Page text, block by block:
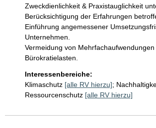
Zweckdienlichkeit & Praxistauglichkeit
Berücksichtigung der Erfahrungen
Einführung angemessener
Unternehmen.
Vermeidung von Mehrfachaufwendungen
Bürokratielasten.
Interessenbereiche:
Klimaschutz [alle RV hierzu];
Ressourcenschutz [alle RV hierzu]